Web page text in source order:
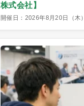
株式会社】
開催日：2026年8月20日（木）